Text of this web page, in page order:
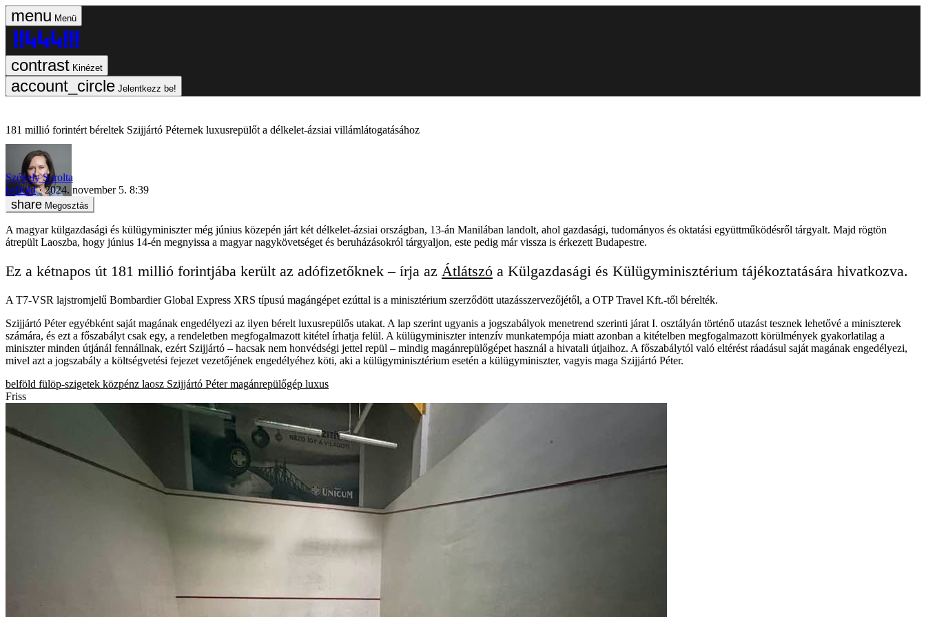
Menü
Kinézet
Jelentkezz be!
181 millió forintért béreltek Szijjártó Péternek luxusrepülőt a délkelet-ázsiai villámlátogatásához
Székely Sarolta
belföld
2024. november 5. 8:39
Megosztás
A magyar külgazdasági és külügyminiszter még június közepén járt két délkelet-ázsiai országban, 13-án Manilában landolt, ahol gazdasági, tudományos és oktatási együttműködésről tárgyalt. Majd rögtön
átrepült Laoszba, hogy június 14-én megnyissa a magyar nagykövetséget és beruházásokról tárgyaljon, este pedig már vissza is érkezett Budapestre.
Ez a kétnapos út 181 millió forintjába került az adófizetőknek – írja az Átlátszó a Külgazdasági és Külügyminisztérium tájékoztatására hivatkozva.
A T7-VSR lajstromjelű Bombardier Global Express XRS típusú magángépet ezúttal is a minisztérium szerződött utazásszervezőjétől, a OTP Travel Kft.-től bérelték.
Szijjártó Péter egyébként saját magának engedélyezi az ilyen bérelt luxusrepülős utakat. A lap szerint ugyanis a jogszabályok menetrend szerinti járat I. osztályán történő utazást tesznek lehetővé a miniszterek
számára, és ezt a főszabályt csak egy, a rendeletben megfogalmazott kitétel írhatja felül. A külügyminiszter intenzív munkatempója miatt azonban a kitételben megfogalmazott körülmények gyakorlatilag a
miniszter minden útjánál fennállnak, ezért Szijjártó – hacsak nem honvédségi jettel repül – mindig magánrepülőgépet használ a hivatali útjaihoz. A főszabálytól való eltérést ráadásul saját magának engedélyezi,
mivel azt a jogszabály a költségvetési fejezet vezetőjének engedélyéhez köti, aki a külügyminisztérium esetén a külügyminiszter, vagyis maga Szijjártó Péter.
belföld fülöp-szigetek közpénz laosz Szijjártó Péter magánrepülőgép luxus
Friss